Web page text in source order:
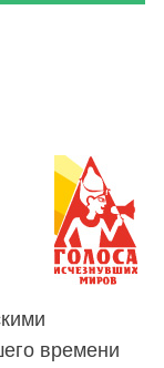
времени